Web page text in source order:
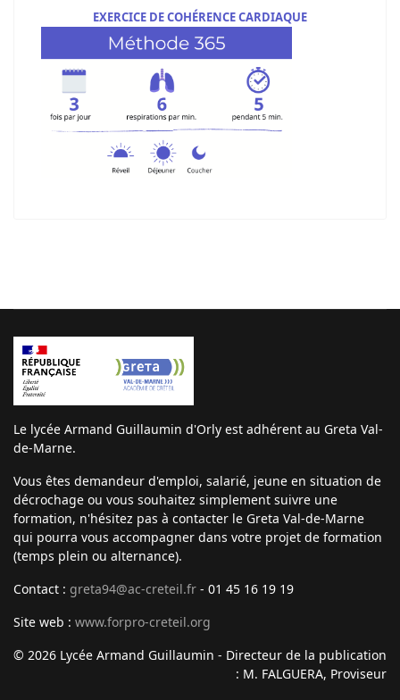
EXERCICE DE COHÉRENCE CARDIAQUE
Le lycée Armand Guillaumin d'Orly est adhérent au Greta Val-
de-Marne.
Vous êtes demandeur d'emploi, salarié, jeune en situation de
décrochage ou vous souhaitez simplement suivre une
formation, n'hésitez pas à contacter le Greta Val-de-Marne
qui pourra vous accompagner dans votre projet de formation
(temps plein ou alternance).
Contact : greta94@ac-creteil.fr - 01 45 16 19 19
Site web : www.forpro-creteil.org
© 2026 Lycée Armand Guillaumin - Directeur de la publication
: M. FALGUERA, Proviseur